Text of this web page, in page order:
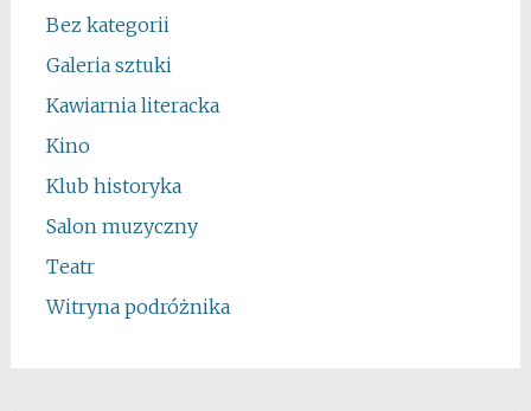
Bez kategorii
Galeria sztuki
Kawiarnia literacka
Kino
Klub historyka
Salon muzyczny
Teatr
Witryna podróżnika